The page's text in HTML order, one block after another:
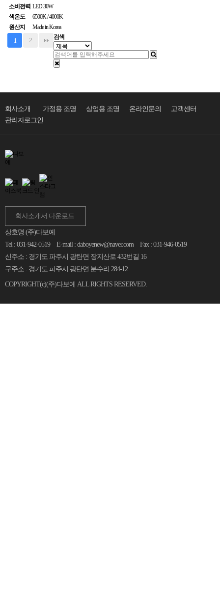
소비전력 LED 30W
색온도
6500K / 4000K
원산지
Made in Korea
1
2 검색
회사소개 가정용 조명 상업용 조명 온라인문의
고객센터
관리자로그인
상호명 (주)다보예
Tel : 031-942-0519
E-mail : daboyenew@naver.com
Fax : 031-946-0519
신주소 : 경기도 파주시 광탄면 장지산로 432번길 16
구주소 : 경기도 파주시 광탄면 분수리 284-12
COPYRIGHT(c)(주)다보예 ALL RIGHTS RESERVED.
회사소개서 다운로드